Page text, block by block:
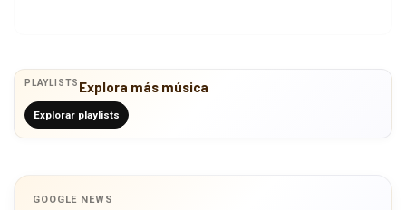
PLAYLISTS Explora más música
Explorar playlists
GOOGLE NEWS